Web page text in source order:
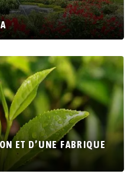
ET D’UNE FABRIQUE